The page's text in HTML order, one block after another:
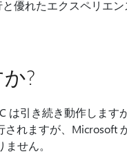
優れたエクスペリエン
?
は引き続き動作します
されますが、Microsoft
せん。